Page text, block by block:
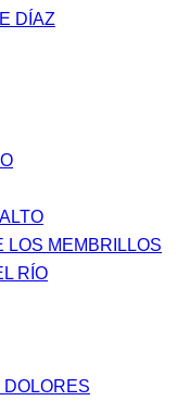
DÍAZ
LOS MEMBRILLOS
RÍO